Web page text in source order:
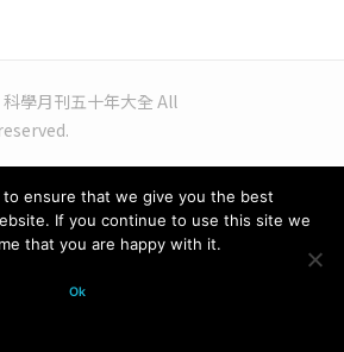
學月刊五十年大全 All
to ensure that we give you the best
If you continue to use this site we
that you are happy with it.
Ok